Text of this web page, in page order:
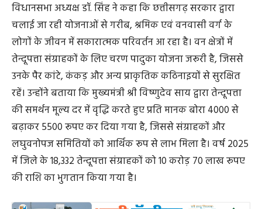
विधानसभा अध्यक्ष डॉ. सिंह ने कहा कि छत्तीसगढ़ सरकार द्वारा
चलाई जा रही योजनाओं से गरीब, श्रमिक एवं वनवासी वर्ग के
लोगों के जीवन में सकारात्मक परिवर्तन आ रहा है। वन क्षेत्रों में
तेन्दूपत्ता संग्राहकों के लिए चरण पादुका योजना जरूरी है, जिससे
उनके पैर कांटे, कंकड़ और अन्य प्राकृतिक कठिनाइयों से सुरक्षित
रहें। उन्होंने बताया कि मुख्यमंत्री श्री विष्णुदेव साय द्वारा तेन्दूपत्ता
की समर्थन मूल्य दर में वृद्धि करते हुए प्रति मानक बोरा 4000 से
बढ़ाकर 5500 रूपए कर दिया गया है, जिससे संग्राहकों और
लघुवनोपज समितियों को आर्थिक रूप से लाभ मिला है। वर्ष 2025
में जिले के 18,332 तेन्दूपत्ता संग्राहकों को 10 करोड़ 70 लाख रूपए
की राशि का भुगतान किया गया है।